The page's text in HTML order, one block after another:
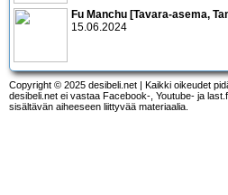
Fu Manchu [Tavara-asema,
15.06.2024
Copyright © 2025 desibeli.net | Kaikki oikeudet
desibeli.net ei vastaa Facebook-, Youtube- ja
sisältävän aiheeseen liittyvää materiaalia.